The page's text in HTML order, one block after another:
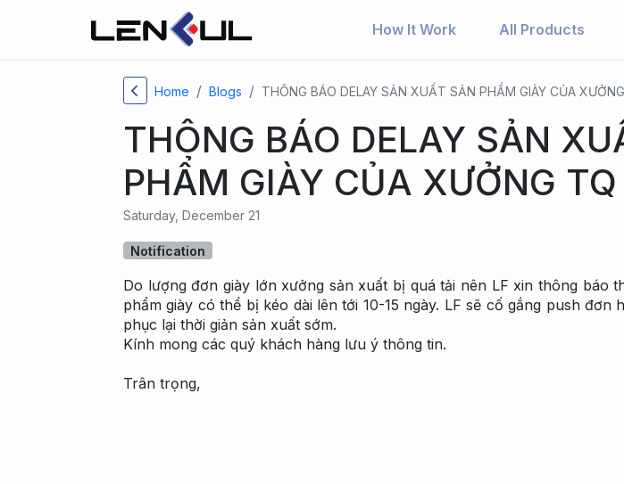
How It Work All Products
Home Blogs THÔNG BÁO DELAY SẢN XUẤT SẢN PHẨM GIÀY CỦA
THÔNG BÁO DELAY SẢN
PHẨM GIÀY CỦA XƯỞNG TQ
Saturday, December 21
Notification
Do lượng đơn giày lớn xưởng sản xuất bị quá tải nên LF xin thông báo
phẩm giày có thể bị kéo dài lên tới 10-15 ngày. LF sẽ cố gắng push đơn
phục lại thời giản sản xuất sớm.
Kính mong các quý khách hàng lưu ý thông tin.
Trân trọng,